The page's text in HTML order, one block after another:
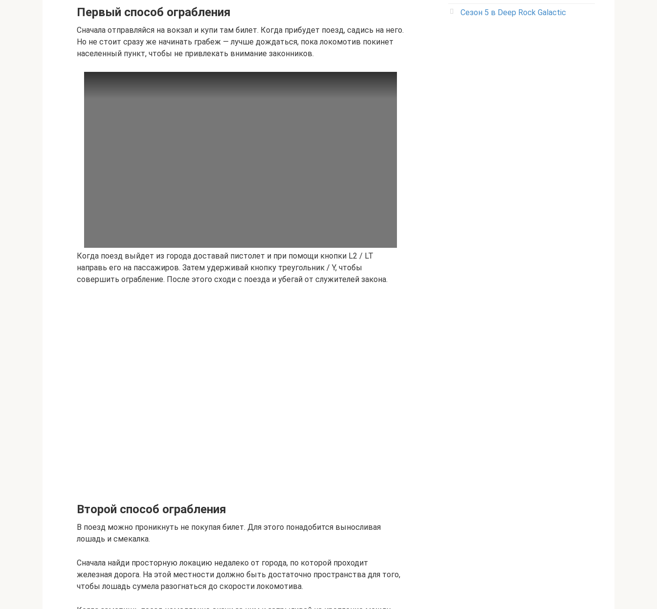
Первый способ ограбления
Сначала отправляйся на вокзал и купи там билет. Когда прибудет поезд, садись на него.
Но не стоит сразу же начинать грабеж — лучше дождаться, пока локомотив покинет
населенный пункт, чтобы не привлекать внимание законников.
Когда поезд выйдет из города доставай пистолет и при помощи кнопки L2 / LT
направь его на пассажиров. Затем удерживай кнопку треугольник / Y, чтобы
совершить ограбление. После этого сходи с поезда и убегай от служителей закона.
Второй способ ограбления
В поезд можно проникнуть не покупая билет. Для этого понадобится выносливая
лошадь и смекалка.
Сначала найди просторную локацию недалеко от города, по которой проходит
железная дорога. На этой местности должно быть достаточно пространства для того,
чтобы лошадь сумела разогнаться до скорости локомотива.
Сезон 5 в Deep Rock Galactic